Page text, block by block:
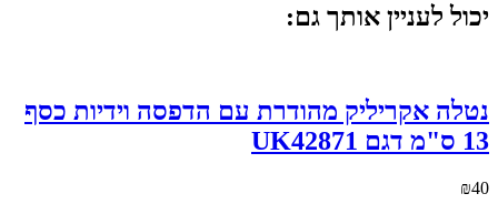
יכול לעניין אותך גם:
נטלה אקריליק מהודרת עם הדפסה וידיות כסף
13 ס"מ דגם UK42871
₪40